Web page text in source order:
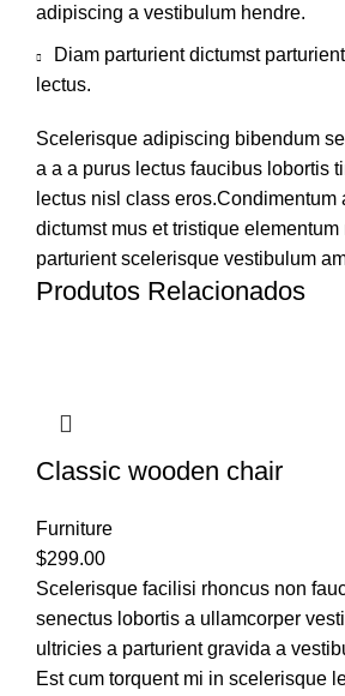
adipiscing a vestibulum hendre.
Diam parturient dictumst
lectus.
Scelerisque adipiscing bibendum
a a a purus lectus faucibus lobortis
lectus nisl class eros.Condimentum
dictumst mus et tristique
parturient scelerisque vestibulum
Produtos Relacionados
Classic wooden chair
Furniture
$299.00
Scelerisque facilisi rhoncus non
senectus lobortis a ullamcorper
ultricies a parturient gravida a
Est cum torquent mi in scelerisque